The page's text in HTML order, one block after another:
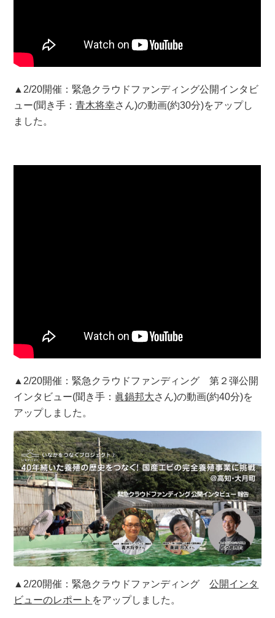
▲2/20開催：緊急クラウドファンディング公開インタビ
ュー(聞き手：青木将幸さん)の動画(約30分)をアップし
ました。
▲2/20開催：緊急クラウドファンディング 第２弾公開
インタビュー(聞き手： 眞鍋邦大さん)の動画(約40分)を
アップしました。
▲2/20開催：緊急クラウドファンディング公開インタ
ビューのレポート をアップしました。